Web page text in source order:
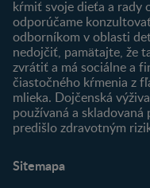
Nájsť produkt
kŕmiť svoje dieťa a rady
odporúčame
odborníkom v oblasti
nedojčiť, pamätajte, že
zvrátiť a má sociálne a
čiastočného kŕmenia z
mlieka. Dojčenská
používaná a
predišlo zdravotným
Sitemapa